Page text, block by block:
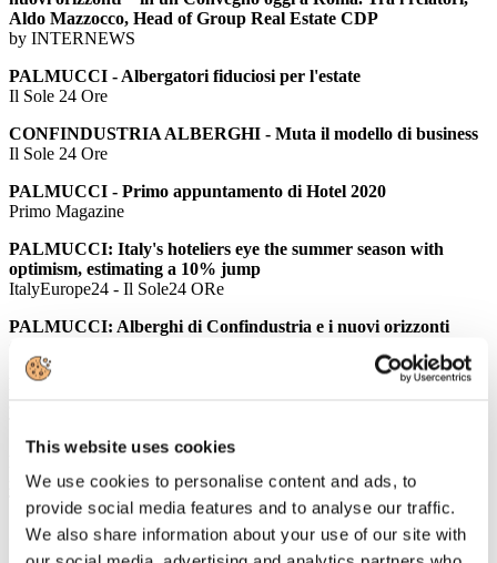
This website uses cookies
We use cookies to personalise content and ads, to
provide social media features and to analyse our traffic.
We also share information about your use of our site with
Aldo Mazzocco, Head of Group Real Estate CDP
by INTERNEWS
PALMUCCI - Albergatori fiduciosi per l'estate
Il Sole 24 Ore
CONFINDUSTRIA ALBERGHI - Muta il modello di business
Il Sole 24 Ore
PALMUCCI - Primo appuntamento di Hotel 2020
Primo Magazine
PALMUCCI: Italy's hoteliers eye the summer season with
optimism, estimating a 10% jump
ItalyEurope24 - Il Sole24 ORe
PALMUCCI: Alberghi di Confindustria e i nuovi orizzonti
PALMUCCI: Separare proprietà immobiliare da gestione
gestione alberghiera
TRAVELNOSTOP
Comunicati Stampa